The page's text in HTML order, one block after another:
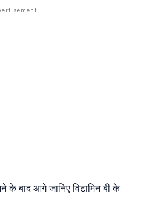
के बाद आगे जानिए विटामिन बी के